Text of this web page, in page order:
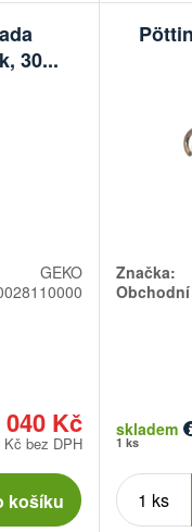
30...
GEKO
040 Kč
Kč bez DPH
košíku
Značka:
skladem
1 ks